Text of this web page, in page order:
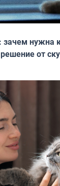
зачем нужна
от